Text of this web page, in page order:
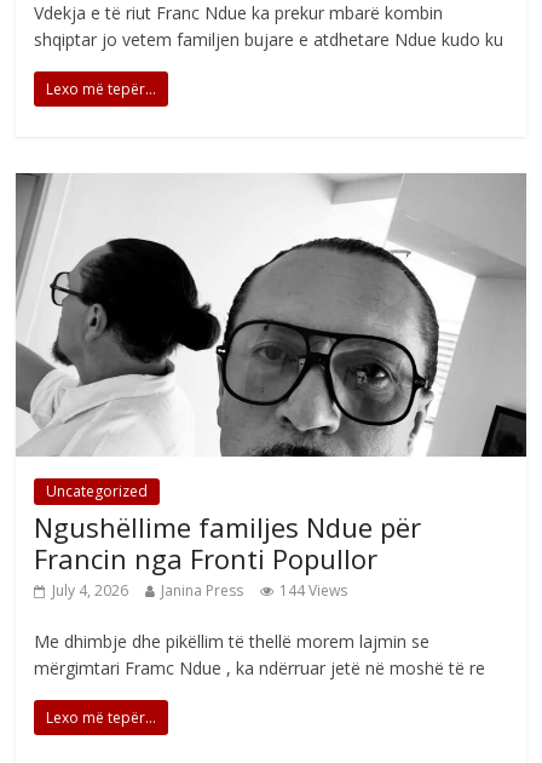
Vdekja e të riut Franc Ndue ka prekur mbarë kombin
shqiptar jo vetem familjen bujare e atdhetare Ndue kudo ku
Lexo më tepër...
Uncategorized
Ngushëllime familjes Ndue për
Francin nga Fronti Popullor
July 4, 2026 Janina Press 144 Views
Me dhimbje dhe pikëllim të thellë morem lajmin se
mërgimtari Framc Ndue , ka ndërruar jetë në moshë të re
Lexo më tepër...